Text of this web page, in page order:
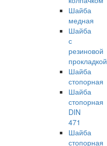
Шайба
медная
Шайба
с
резиновой
прокладкой
Шайба
стопорная
Шайба
стопорная
DIN
471
Шайба
стопорная